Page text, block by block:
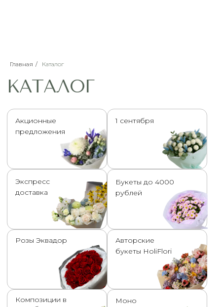
Главная / Каталог
КАТАЛОГ
Акционные
предложения
1 сентября
Экспресс
доставка
Букеты до 4000
рублей
Розы Эквадор
Авторские
букеты HoliFlori
корзинках
Моно
букеты
Подарки и
воздушные шары
Новинки